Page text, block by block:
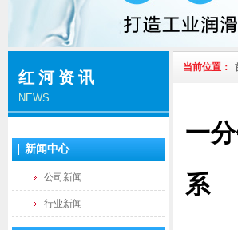
红河资讯
NEWS
新闻中心
公司新闻
行业新闻
当前位置：
一
系